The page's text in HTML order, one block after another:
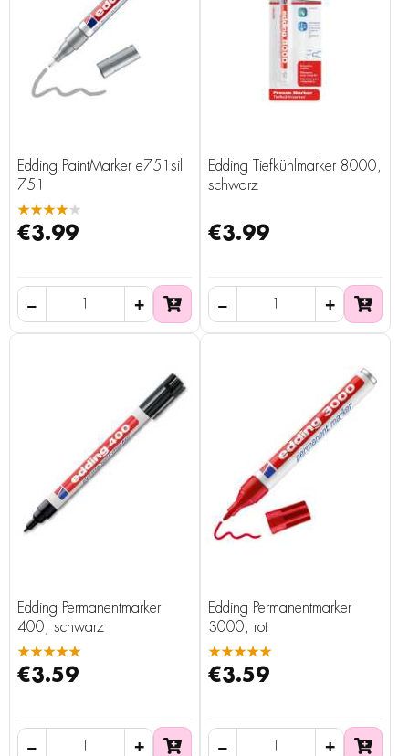
Edding PaintMarker e751sil
751
★★★★★
€3.99
Edding Tiefkühlmarker 8000,
schwarz
€3.99
Edding Permanentmarker
400, schwarz
★★★★★
€3.59
Edding Permanentmarker
3000, rot
★★★★★
€3.59